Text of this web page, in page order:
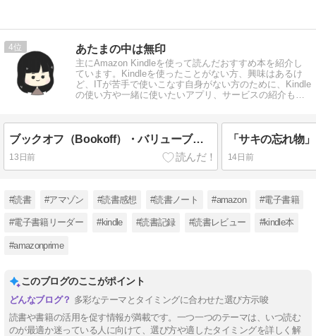
4 あたまの中は無印
主にAmazon Kindleを使って読んだおすすめ本を紹介し
ています。Kindleを使ったことがない方、興味はあるけ
ど、ITが苦手で使いこなす自身がない方のために、Kindle
の使い方や一緒に使いたいアプリ、サービスの紹介もし
ブックオフ（Bookoff）・バリューブックス比較 買うならどっち？
13日前 14日前
#読書 #アマゾン #読書感想 #読書ノート #amazon #電子書籍
#電子書籍リーダー #kindle #読書記録 #読書レビュー #kindle本
#amazonprime
このブログのここがポイント
多彩なテーマとタイミングに合わせた選び方示唆
読書や書籍の活用を促す情報が満載です。一つ一つのテーマは、いつ読む
のが最適か迷っている人に向けて、選び方や適したタイミングを詳しく解